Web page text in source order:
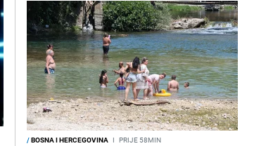
/BOSNA I HERCEGOVINA I PRIJE 58MIN